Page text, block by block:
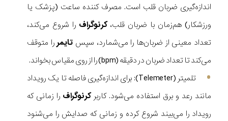
اندازه‌گیری ضربان قلب است. مصرف کننده ساعت (پزشک یا
ورزشکار) هم‌زمان با ضربان قلب،کرنوگراف را شروع می‌کند،
تعداد معینی از ضربان‌ها را می‌شمارد، سپس تایمررا متوقف
می‌کند تا تعداد ضربان در دقیقه (bpm) را از روی مقیاس بخواند.
تلمیتر (Telemeter): برای اندازه‌گیری فاصله تا یک رویداد
مانند رعد و برق استفاده می‌شود. کاربرکرنوگراف را زمانی که
رویداد را می‌بیند شروع کرده و زمانی که صدایش را می‌شنود